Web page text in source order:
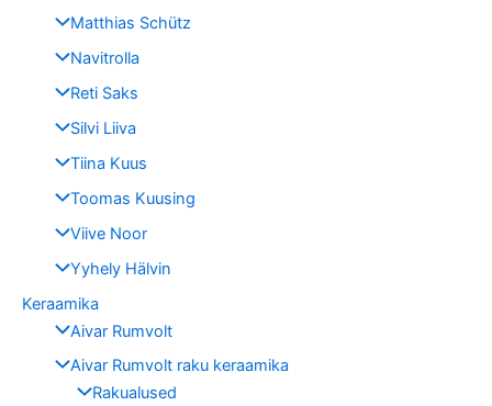
Matthias Schütz
Navitrolla
Reti Saks
Silvi Liiva
Tiina Kuus
Toomas Kuusing
Viive Noor
Yyhely Hälvin
Keraamika
Aivar Rumvolt
Aivar Rumvolt raku keraamika
Rakualused